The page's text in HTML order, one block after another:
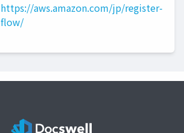
https://aws.amazon.com/jp/register-
flow/